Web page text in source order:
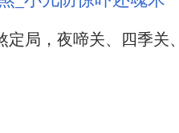
定局，夜啼关、四季关